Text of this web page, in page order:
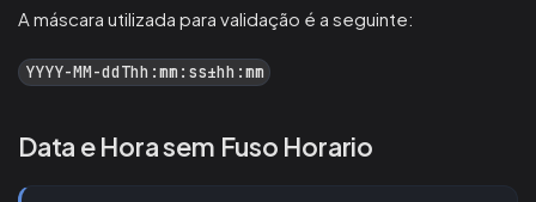
A máscara utilizada para validação é a seguinte:
YYYY-MM-ddThh:mm:ss±hh:mm
Data e Hora sem Fuso Horario